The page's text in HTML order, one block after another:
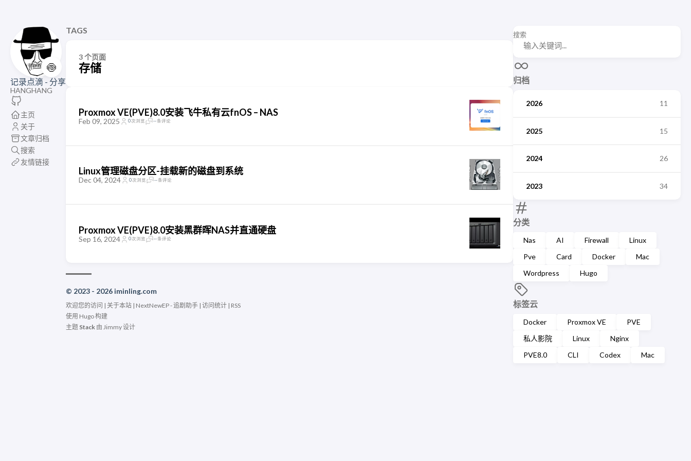
🍥
记录点滴 - 分享
HANGHANG
主页
关于
文章归档
搜索
友情链接
搜索
归档
2026 11
2025 15
2024 26
2023 34
分类
Nas AI Firewall
Linux
Pve
Card Docker
Mac
Wordpress
Hugo
标签云
Docker Proxmox VE
PVE
私人影院
Linux
Nginx
PVE8.0
CLI Codex Mac
TAGS
3 个页面
存储
Proxmox VE(PVE)8.0安装飞牛私有云fnOS – NAS
Feb 09, 2025 0次浏览 --条评论
Linux管理磁盘分区-挂载新的磁盘到系统
Dec 04, 2024 0 次浏览 --条评论
Proxmox VE(PVE)8.0安装黑群晖NAS并直通硬盘
Sep 16, 2024 0次浏览 --条评论
© 2023 - 2026 iminling.com
欢迎您的访问 | 关于本站 | NextNewEP - 追剧助手 | 访问统计 | RSS
使用 Hugo构建
主题 Stack 由 Jimmy设计